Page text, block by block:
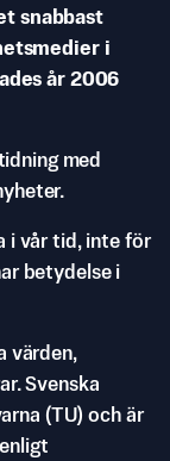
snabbast
i
år 2006
med
i vår tid, inte för
betydelse i
värden,
Svenska
(TU) och är